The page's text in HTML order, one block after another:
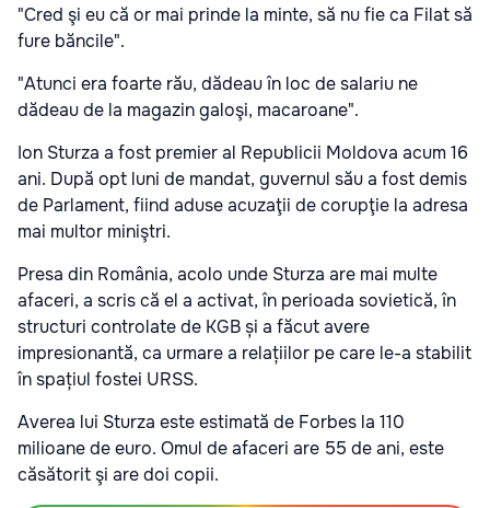
"Cred şi eu că or mai prinde la minte, să nu fie ca Filat să
fure băncile".
"Atunci era foarte rău, dădeau în loc de salariu ne
dădeau de la magazin galoşi, macaroane".
Ion Sturza a fost premier al Republicii Moldova acum 16
ani. După opt luni de mandat, guvernul său a fost demis
de Parlament, fiind aduse acuzaţii de corupţie la adresa
mai multor miniştri.
Presa din România, acolo unde Sturza are mai multe
afaceri, a scris că el a activat, în perioada sovietică, în
structuri controlate de KGB și a făcut avere
impresionantă, ca urmare a relațiilor pe care le-a stabilit
în spațiul fostei URSS.
Averea lui Sturza este estimată de Forbes la 110
milioane de euro. Omul de afaceri are 55 de ani, este
căsătorit şi are doi copii.